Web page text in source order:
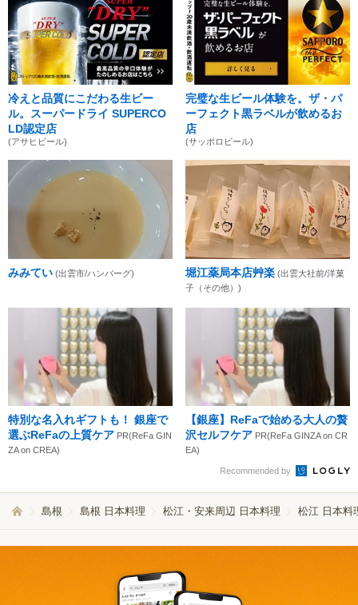
冷えと品質にこだわる生ビー
ル。スーパードライ SUPERCO
LD認定店
(アサヒビール)
完璧な生ビール体験を。ザ・パ
ーフェクト黒ラベルが飲めるお
店
(サッポロビール)
みみてい (出雲市/ハンバーグ) 堀江薬局本店艸楽 (出雲大社前/洋菓
子（その他）)
特別な名入れギフトも！ 銀座で
選ぶReFaの上質ケア PR(ReFa GIN
ZA on CREA)
【銀座】ReFaで始める大人の贅
沢セルフケア PR(ReFa GINZA on CR
EA)
Recommended by
島根 島根 日本料理 松江・安来周辺 日本料理 松江 日本料